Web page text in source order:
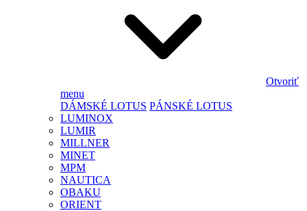
Otvoriť
menu
DÁMSKÉ LOTUS PÁNSKÉ LOTUS
LUMINOX
LUMIR
MILLNER
MINET
MPM
NAUTICA
OBAKU
ORIENT